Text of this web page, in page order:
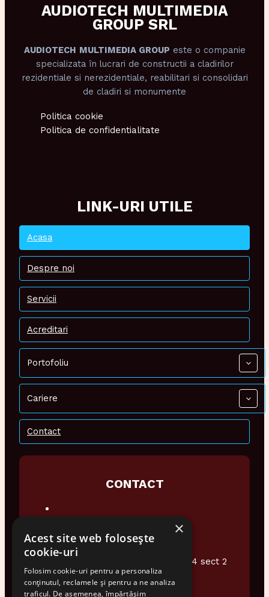
AUDIOTECH MULTIMEDIA
GROUP SRL
AUDIOTECH MULTIMEDIA GROUP este o companie
specializata în lucrari de constructii a cladirilor
rezidentiale si nerezidentiale, reabilitari si consolidari
de cladiri si monumente
Politica cookie
Politica de confidentialitate
LINK-URI UTILE
Acasa
Despre noi
Servicii
Acreditari
Portofoliu
Cariere
Contact
CONTACT
0374 948 076
office@audiotech.ro
Str. Popa Soare Nr 16 et.2 Ap4 sect 2
Bucuresti
×
Acest site web folosește
cookie-uri
Folosim cookie-uri pentru a personaliza
conținutul, reclamele și pentru a ne analiza
traficul. De asemenea, împărtășim